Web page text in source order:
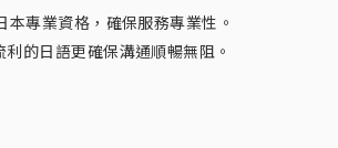
專業資格，確保服務專業性。
的日語更確保溝通順暢無阻。